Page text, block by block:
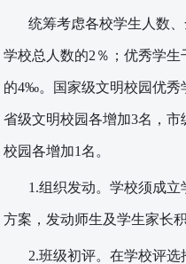
统筹考虑各校学生人数
学校总人数的2％；优秀学生
的4‰。国家级文明校园优秀
省级文明校园各增加3名，
校园各增加1名。
1.组织发动。学校须成
方案，发动师生及学生家长积
2.班级初评。在学校评